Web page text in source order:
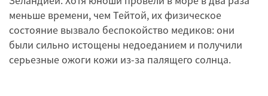
меньше времени, чем Тейтой, их физическое
состояние вызвало беспокойство медиков: они
были сильно истощены недоеданием и получили
серьезные ожоги кожи из-за палящего солнца.